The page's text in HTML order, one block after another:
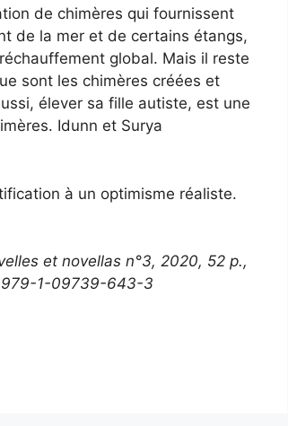
de chimères qui fournissent
de la mer et de certains étangs,
global. Mais il reste
sont les chimères créées et
élever sa fille autiste, est une
Idunn et Surya
à un optimisme réaliste.
et novellas n°3, 2020, 52 p.,
979-1-09739-643-3